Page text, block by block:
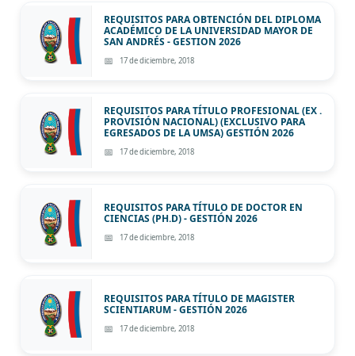
REQUISITOS PARA OBTENCIÓN DEL DIPLOMA
ACADÉMICO DE LA UNIVERSIDAD MAYOR DE
SAN ANDRÉS - GESTION 2026
17 de diciembre, 2018
REQUISITOS PARA TÍTULO PROFESIONAL (EX .
PROVISIÓN NACIONAL) (EXCLUSIVO PARA
EGRESADOS DE LA UMSA) GESTIÓN 2026
17 de diciembre, 2018
REQUISITOS PARA TÍTULO DE DOCTOR EN
CIENCIAS (PH.D) - GESTIÓN 2026
17 de diciembre, 2018
REQUISITOS PARA TÍTULO DE MAGISTER
SCIENTIARUM - GESTIÓN 2026
17 de diciembre, 2018